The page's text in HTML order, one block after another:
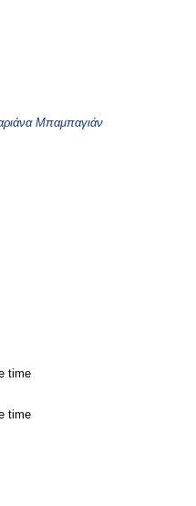
Μπαμπαγιάν
time
time